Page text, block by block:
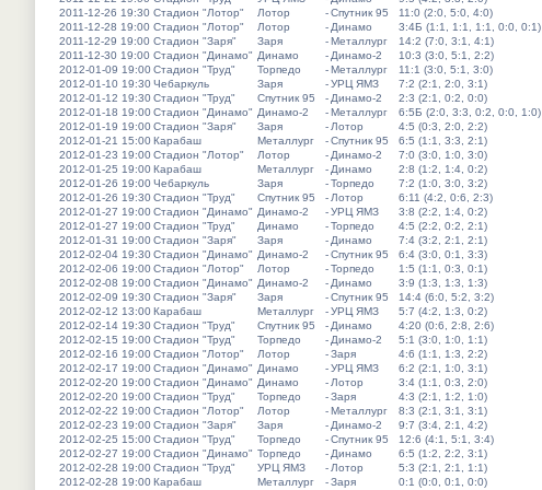
2011-12-26 19:30 Стадион "Лотор" Лотор -Спутник 95
11:0 (2:0, 5:0, 4:0)
2011-12-28 19:00 Стадион "Лотор" Лотор - Динамо
3:4Б (1:1, 1:1, 1:1, 0:0, 0:1)
2011-12-29 19:00 Стадион "Заря" Заря -Металлург
14:2 (7:0, 3:1, 4:1)
2011-12-30 19:00 Стадион "Динамо" Динамо - Динамо-2
10:3 (3:0, 5:1, 2:2)
2012-01-09 19:00Стадион "Труд" Торпедо -Металлург
11:1 (3:0, 5:1, 3:0)
2012-01-10 19:30Чебаркуль Заря -УРЦ ЯМЗ
7:2 (2:1, 2:0, 3:1)
2012-01-12 19:30Стадион "Труд" Спутник 95 - Динамо-2
2:3 (2:1, 0:2, 0:0)
2012-01-18 19:00Стадион "Динамо" Динамо-2 -Металлург
6:5Б (2:0, 3:3, 0:2, 0:0, 1:0)
2012-01-19 19:00Стадион "Заря" Заря - Лотор
4:5 (0:3, 2:0, 2:2)
2012-01-21 15:00Карабаш Металлург -Спутник 95
6:5 (1:1, 3:3, 2:1)
2012-01-23 19:00Стадион "Лотор" Лотор - Динамо-2
7:0 (3:0, 1:0, 3:0)
2012-01-25 19:00Карабаш Металлург - Динамо
2:8 (1:2, 1:4, 0:2)
2012-01-26 19:00Чебаркуль Заря -Торпедо
7:2 (1:0, 3:0, 3:2)
2012-01-26 19:30Стадион "Труд" Спутник 95 - Лотор
6:11 (4:2, 0:6, 2:3)
2012-01-27 19:00Стадион "Динамо" Динамо-2 -УРЦ ЯМЗ
3:8 (2:2, 1:4, 0:2)
2012-01-27 19:00Стадион "Труд" Динамо -Торпедо
4:5 (2:2, 0:2, 2:1)
2012-01-31 19:00Стадион "Заря" Заря - Динамо
7:4 (3:2, 2:1, 2:1)
2012-02-04 19:30Стадион "Динамо" Динамо-2 -Спутник 95
6:4 (3:0, 0:1, 3:3)
2012-02-06 19:00Стадион "Лотор" Лотор -Торпедо
1:5 (1:1, 0:3, 0:1)
2012-02-08 19:00Стадион "Динамо" Динамо-2 - Динамо
3:9 (1:3, 1:3, 1:3)
2012-02-09 19:30Стадион "Заря" Заря -Спутник 95
14:4 (6:0, 5:2, 3:2)
2012-02-12 13:00Карабаш Металлург -УРЦ ЯМЗ
5:7 (4:2, 1:3, 0:2)
2012-02-14 19:30Стадион "Труд" Спутник 95 - Динамо
4:20 (0:6, 2:8, 2:6)
2012-02-15 19:00Стадион "Труд" Торпедо - Динамо-2
5:1 (3:0, 1:0, 1:1)
2012-02-16 19:00Стадион "Лотор" Лотор -Заря
4:6 (1:1, 1:3, 2:2)
2012-02-17 19:00Стадион "Динамо" Динамо -УРЦ ЯМЗ
6:2 (2:1, 1:0, 3:1)
2012-02-20 19:00Стадион "Динамо" Динамо - Лотор
3:4 (1:1, 0:3, 2:0)
2012-02-20 19:00Стадион "Труд" Торпедо -Заря
4:3 (2:1, 1:2, 1:0)
2012-02-22 19:00Стадион "Лотор" Лотор -Металлург
8:3 (2:1, 3:1, 3:1)
2012-02-23 19:00Стадион "Заря" Заря - Динамо-2
9:7 (3:4, 2:1, 4:2)
2012-02-25 15:00Стадион "Труд" Торпедо -Спутник 95
12:6 (4:1, 5:1, 3:4)
2012-02-27 19:00Стадион "Динамо" Торпедо - Динамо
6:5 (1:2, 2:2, 3:1)
2012-02-28 19:00Стадион "Труд" УРЦ ЯМЗ - Лотор
5:3 (2:1, 2:1, 1:1)
2012-02-28 19:00Карабаш Металлург -Заря 0:1 (0:0, 0:1, 0:0)